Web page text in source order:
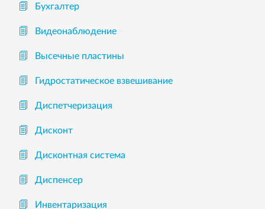
Бухгалтер
Видеонаблюдение
Высечные пластины
Гидростатическое взвешивание
Диспетчеризация
Дисконт
Дисконтная система
Диспенсер
Инвентаризация